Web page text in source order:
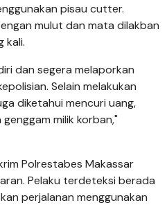
pisau cutter.
mulut dan mata dilakban
kali.
dan segera melaporkan
Selain melakukan
diketahui mencuri uang,
milik korban,"
Polrestabes Makassar
Pelaku terdeteksi berada
perjalanan menggunakan